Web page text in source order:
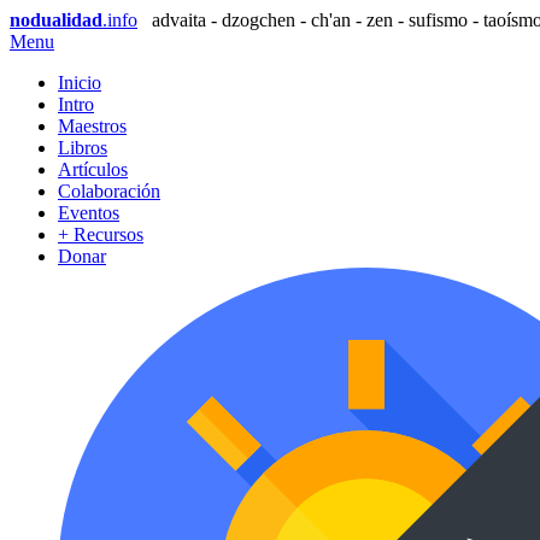
nodualidad.info
advaita - dzogchen - ch'an - zen - sufismo -
Menu
Inicio
Intro
Maestros
Libros
Artículos
Colaboración
Eventos
+ Recursos
Donar